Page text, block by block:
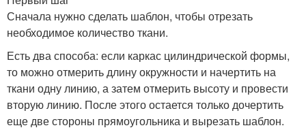
Сначала нужно сделать шаблон, чтобы отрезать
необходимое количество ткани.
Есть два способа: если каркас цилиндрической формы,
то можно отмерить длину окружности и начертить на
ткани одну линию, а затем отмерить высоту и провести
вторую линию. После этого остается только дочертить
еще две стороны прямоугольника и вырезать шаблон.